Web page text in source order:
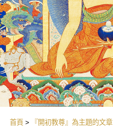
首頁 『開初教尊』為主題的文章